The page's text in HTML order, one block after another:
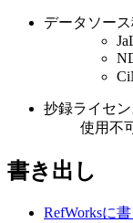
データソース
抄録ライセ
使用不
書き出し
RefWorksに